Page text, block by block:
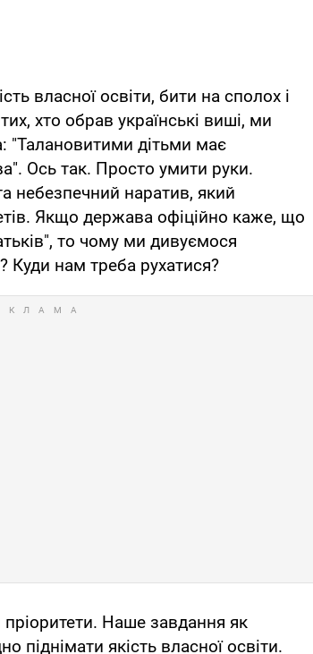
власної освіти, бити на сполох і
хто обрав українські виші, ми
"Талановитими дітьми має
​Ось так. Просто умити руки.
небезпечний наратив, який
Якщо держава офіційно каже, що
то чому ми дивуємося
​Куди нам треба рухатися?​
Наше завдання як
піднімати якість власної освіти.